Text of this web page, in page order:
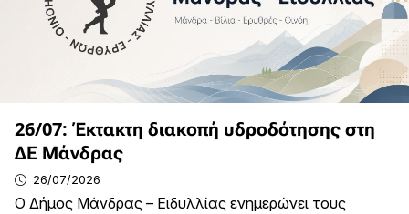
26/07: Έκτακτη διακοπή υδροδότησης στη
ΔΕ Μάνδρας
26/07/2026
Ο Δήμος Μάνδρας – Ειδυλλίας ενημερώνει τους